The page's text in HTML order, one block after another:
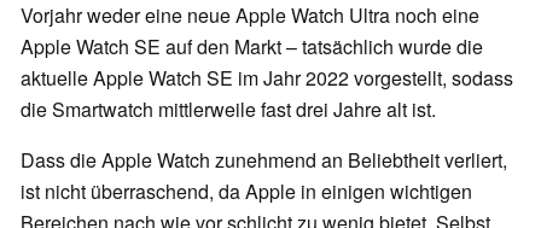
Vorjahr weder eine neue Apple Watch Ultra noch eine
Apple Watch SE auf den Markt – tatsächlich wurde die
aktuelle Apple Watch SE im Jahr 2022 vorgestellt, sodass
die Smartwatch mittlerweile fast drei Jahre alt ist.
Dass die Apple Watch zunehmend an Beliebtheit verliert,
ist nicht überraschend, da Apple in einigen wichtigen